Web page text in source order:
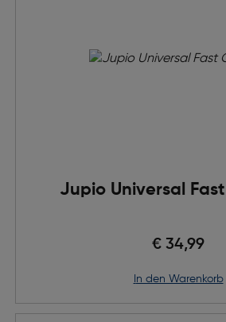
Jupio Universal
€ 34,99
in den Warenkorb